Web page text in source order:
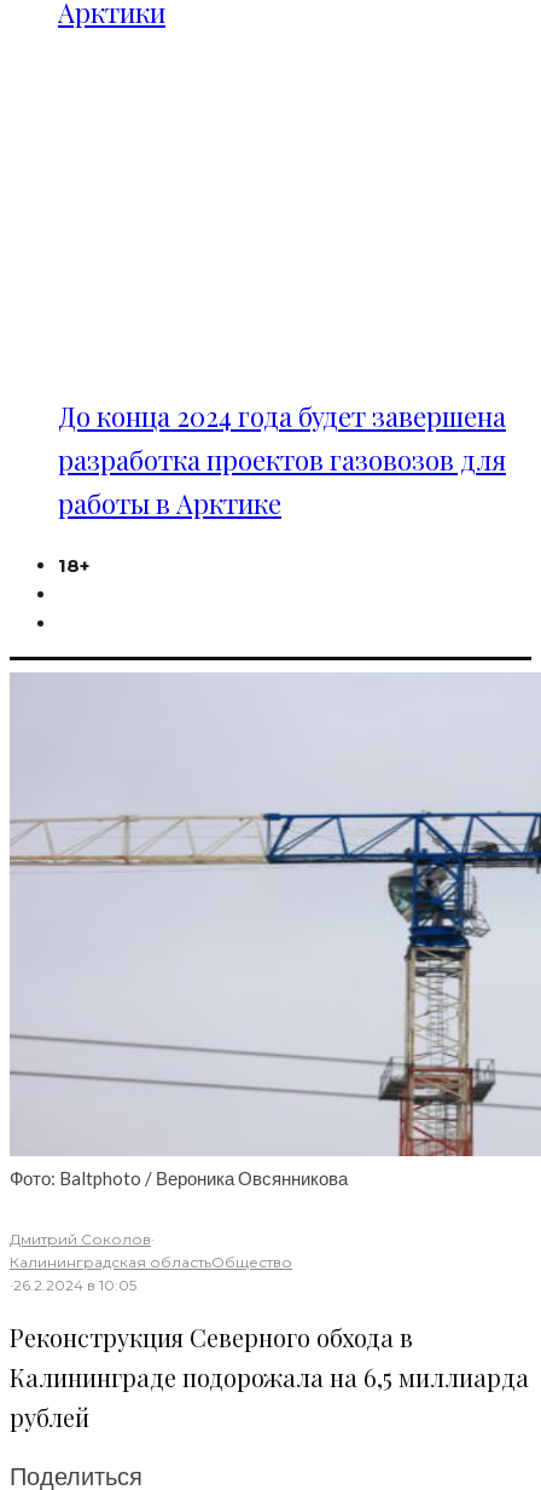
Арктики
До конца 2024 года будет завершена
разработка проектов газовозов для
работы в Арктике
18+
Фото: Baltphoto / Вероника Овсянникова
Дмитрий Соколов·
Калининградская областьОбщество
·26.2.2024 в 10:05
Реконструкция Северного обхода в
Калининграде подорожала на 6,5 миллиарда
рублей
Поделиться